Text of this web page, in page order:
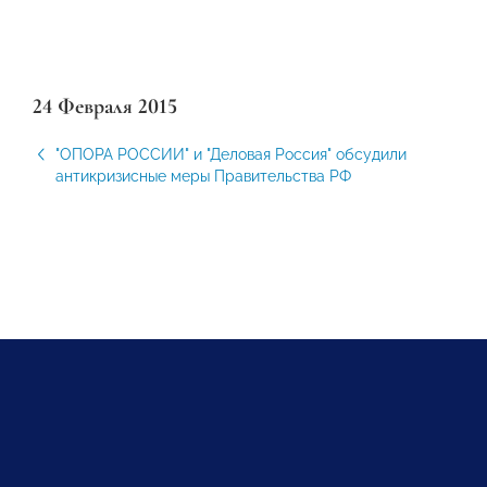
24 Февраля 2015
"ОПОРА РОССИИ" и "Деловая Россия" обсудили
антикризисные меры Правительства РФ